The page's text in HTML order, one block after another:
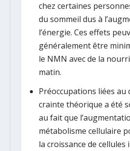
chez certaines
du sommeil dus à
l’énergie. Ces effets
généralement être
le NMN avec de la
matin.
Préoccupations liées au
crainte théorique a été
au fait que
métabolisme cellulaire
la croissance de cellules